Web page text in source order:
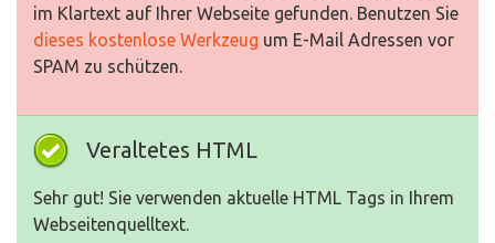
im Klartext auf Ihrer Webseite gefunden. Benutzen Sie
dieses kostenlose Werkzeug um E-Mail Adressen vor
SPAM zu schützen.
Veraltetes HTML
Sehr gut! Sie verwenden aktuelle HTML Tags in Ihrem
Webseitenquelltext.